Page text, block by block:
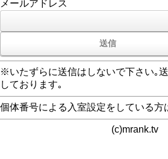
メールアドレス
※いたずらに送信はしないで下さい｡
しております｡
個体番号による入室設定をしている方
(c)mrank.tv